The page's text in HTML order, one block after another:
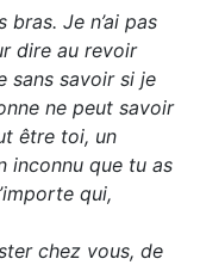
bras. Je n’ai pas
dire au revoir
sans savoir si je
ne peut savoir
être toi, un
inconnu que tu as
qui,
chez vous, de